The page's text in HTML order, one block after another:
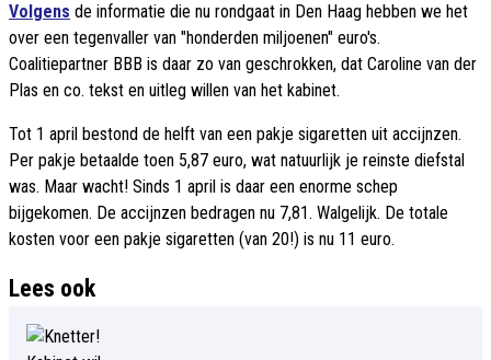
Volgens de informatie die nu rondgaat in Den Haag hebben we het
over een tegenvaller van "honderden miljoenen" euro's.
Coalitiepartner BBB is daar zo van geschrokken, dat Caroline van der
Plas en co. tekst en uitleg willen van het kabinet.
Tot 1 april bestond de helft van een pakje sigaretten uit accijnzen.
Per pakje betaalde toen 5,87 euro, wat natuurlijk je reinste diefstal
was. Maar wacht! Sinds 1 april is daar een enorme schep
bijgekomen. De accijnzen bedragen nu 7,81. Walgelijk. De totale
kosten voor een pakje sigaretten (van 20!) is nu 11 euro.
Lees ook